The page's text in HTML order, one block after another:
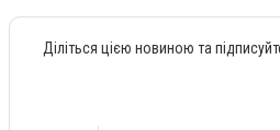
Діліться цією новиною та